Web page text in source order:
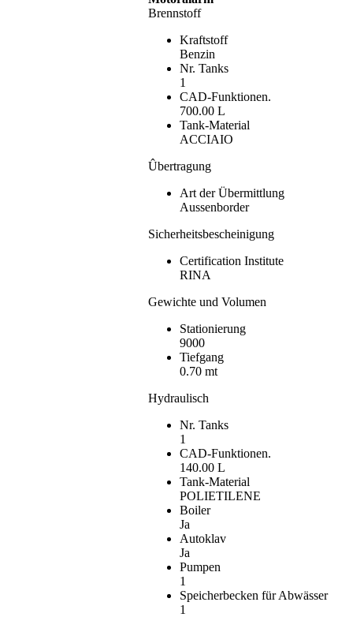
Brennstoff
Kraftstoff
Benzin
Nr. Tanks
1
CAD-Funktionen.
700.00 L
Tank-Material
ACCIAIO
Ûbertragung
Art der Übermittlung
Aussenborder
Sicherheitsbescheinigung
Certification Institute
RINA
Gewichte und Volumen
Stationierung
9000
Tiefgang
0.70 mt
Hydraulisch
Nr. Tanks
1
CAD-Funktionen.
140.00 L
Tank-Material
POLIETILENE
Boiler
Ja
Autoklav
Ja
Pumpen
1
Speicherbecken für Abwässer
1